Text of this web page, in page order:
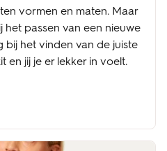
vormen en maten. Maar
passen van een nieuwe
bij het vinden van de juiste
en jij je er lekker in voelt.